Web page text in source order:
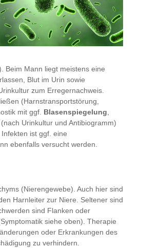
Beim Mann liegt meistens eine
Blut im Urin sowie
zum Erregernachweis.
(Harnstransportstörung,
mit ggf. Blasenspiegelung
Urinkultur und Antibiogramm)
ist ggf. eine
ebenfalls versucht werden.
(Nierengewebe). Auch hier sind
Harnleiter zur Niere. Seltener sind
sind Flanken oder
siehe oben). Therapie
oder Erkrankungen des
zu verhindern.